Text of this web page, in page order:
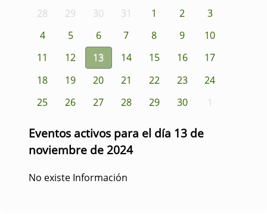
28 29 30 31 1 2
3
4
5 6 7 8 9
10
11
12 13 14 15 16
17
18
19 20 21 22 23
24
25
26 27 28 29 30 1
Eventos activos para el día 13 de
noviembre de 2024
No existe Información